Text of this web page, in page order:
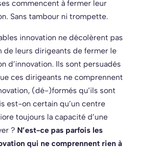
commencent à fermer leur
Sans tambour ni trompette.
innovation ne décolèrent pas
de leurs dirigeants de fermer le
d’innovation. Ils sont persuadés
ces dirigeants ne comprennent
(dé-)formés qu’ils sont
est-on certain qu’un centre
toujours la capacité d’une
? N’est-ce pas parfois les
qui ne comprennent rien à